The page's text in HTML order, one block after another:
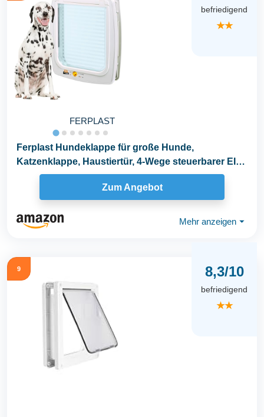
FERPLAST
befriedigend
★★
Ferplast Hundeklappe für große Hunde,
Katzenklappe, Haustiertür, 4-Wege steuerbarer EIN-
und...
Zum Angebot
Mehr anzeigen ⏷
9 8,3/10
befriedigend
★★